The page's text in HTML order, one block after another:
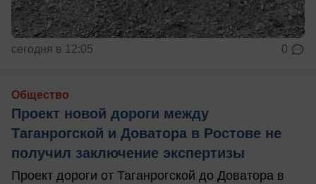
сегодня в 12:05 0
Общество
Проект новой дороги между
Таганрогской и Доватора в Ростове не
получил заключение экспертизы
Проект дороги от Таганрогской до Доватора в